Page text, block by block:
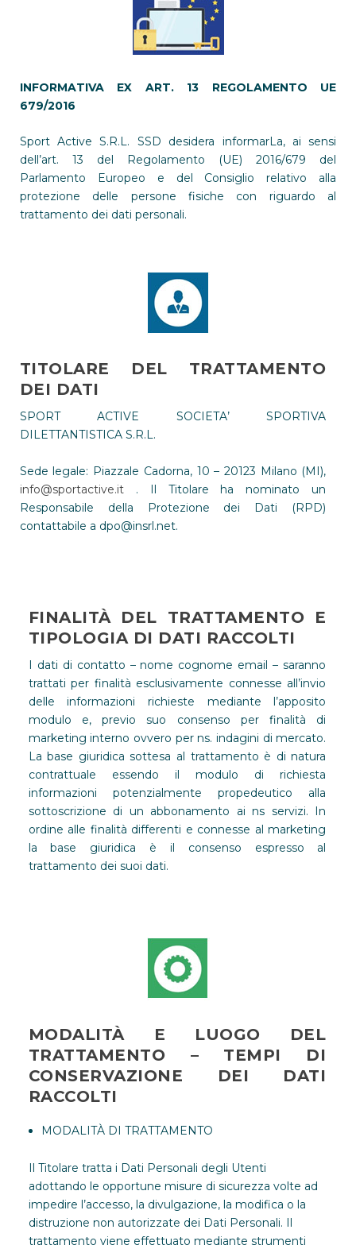
INFORMATIVA EX ART. 13 REGOLAMENTO UE
679/2016
Sport Active S.R.L. SSD desidera informarLa, ai sensi
dell’art. 13 del Regolamento (UE) 2016/679 del
Parlamento Europeo e del Consiglio relativo alla
protezione delle persone fisiche con riguardo al
trattamento dei dati personali.
TITOLARE DEL TRATTAMENTO
DEI DATI
SPORT ACTIVE SOCIETA’ SPORTIVA
DILETTANTISTICA S.R.L.
Sede legale: Piazzale Cadorna, 10 – 20123 Milano (MI),
info@sportactive.it. Il Titolare ha nominato un
Responsabile della Protezione dei Dati (RPD)
contattabile a dpo@insrl.net.
FINALITÀ DEL TRATTAMENTO E
TIPOLOGIA DI DATI RACCOLTI
I dati di contatto – nome cognome email – saranno
trattati per finalità esclusivamente connesse all’invio
delle informazioni richieste mediante l’apposito
modulo e, previo suo consenso per finalità di
marketing interno ovvero per ns. indagini di mercato.
La base giuridica sottesa al trattamento è di natura
contrattuale essendo il modulo di richiesta
informazioni potenzialmente propedeutico alla
sottoscrizione di un abbonamento ai ns servizi. In
ordine alle finalità differenti e connesse al marketing
la base giuridica è il consenso espresso al
trattamento dei suoi dati.
MODALITÀ E LUOGO DEL
TRATTAMENTO – TEMPI DI
CONSERVAZIONE DEI DATI
RACCOLTI
MODALITÀ DI TRATTAMENTO
Il Titolare tratta i Dati Personali degli Utenti
adottando le opportune misure di sicurezza volte ad
impedire l’accesso, la divulgazione, la modifica o la
distruzione non autorizzate dei Dati Personali. Il
trattamento viene effettuato mediante strumenti